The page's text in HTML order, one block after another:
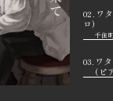
02.ワ
ロ)
千住明
03.ワ
(ピ